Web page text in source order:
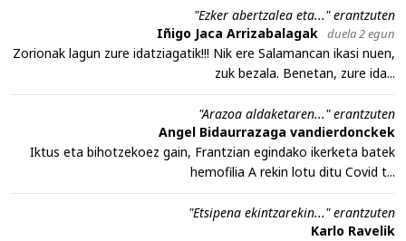
"Ezker abertzalea eta..." erantzuten
Iñigo Jaca Arrizabalagak duela 2 egun
Zorionak lagun zure idatziagatik!!! Nik ere Salamancan ikasi nuen,
zuk bezala. Benetan, zure ida...
"Arazoa aldaketaren..." erantzuten
Angel Bidaurrazaga vandierdonckek
Iktus eta bihotzekoez gain, Frantzian egindako ikerketa batek
hemofilia A rekin lotu ditu Covid t...
"Etsipena ekintzarekin..." erantzuten
Karlo Ravelik